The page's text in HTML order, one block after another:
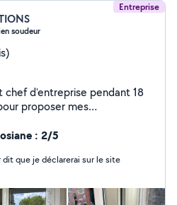
Entreprise
soudeur
chef d'entreprise pendant 18
proposer mes
: 2/5
dit que je déclarerai sur le site